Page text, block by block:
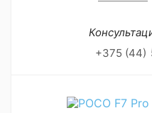
+375 (44)